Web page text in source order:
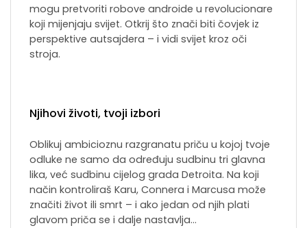
mogu pretvoriti robove androide u revolucionare
koji mijenjaju svijet. Otkrij što znači biti čovjek iz
perspektive autsajdera – i vidi svijet kroz oči
stroja.
Njihovi životi, tvoji izbori
Oblikuj ambicioznu razgranatu priču u kojoj tvoje
odluke ne samo da određuju sudbinu tri glavna
lika, već sudbinu cijelog grada Detroita. Na koji
način kontroliraš Karu, Connera i Marcusa može
značiti život ili smrt – i ako jedan od njih plati
glavom priča se i dalje nastavlja…